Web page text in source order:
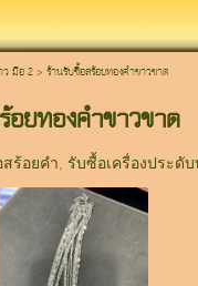
ว มือ 2> ร้านรับซื้อสร้อยทองคำขาวขาด
อยทองคำขาวขาด
ร้อยคำ รับซื้อเครื่องประดับ